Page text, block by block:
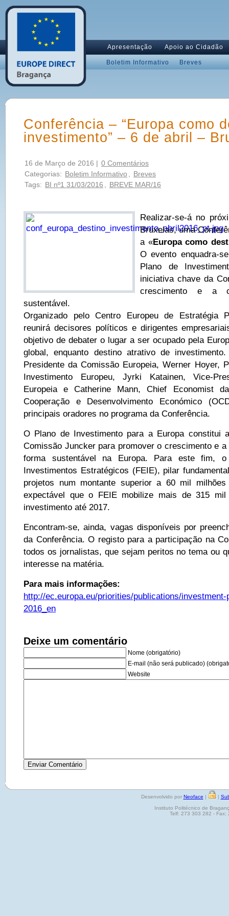
Apresentação Apoio ao Cidadão
Boletim Informativo Breves
Conferência – “Europa como
investimento” – 6 de abril –
16 de Março de 2016 | 0 Comentários
Categorias: Boletim Informativo
Breves
Tags: BI nº1 31/03/2016 BREVE MAR/16
Realizar-se-á no
Bruxelas, uma
a «Europa como
O evento enquadra-
Plano de
iniciativa chave da
crescimento e a
sustentável.
Organizado pelo Centro Europeu de Estratégia
reunirá decisores políticos e dirigentes
objetivo de debater o lugar a ser ocupado pela
global, enquanto destino atrativo de
Presidente da Comissão Europeia, Werner Hoyer,
Investimento Europeu, Jyrki Katainen, Vice-
Europeia e Catherine Mann, Chief Economist
Cooperação e Desenvolvimento Económico
principais oradores no programa da Conferência.
O Plano de Investimento para a Europa constitui
Comissão Juncker para promover o crescimento e
forma sustentável na Europa. Para este fim, o
Investimentos Estratégicos (FEIE), pilar
projetos num montante superior a 60 mil
expectável que o FEIE mobilize mais de 315
investimento até 2017.
Encontram-se, ainda, vagas disponíveis por
da Conferência. O registo para a participação na
todos os jornalistas, que sejam peritos no tema ou
interesse na matéria.
Para mais informações:
http://ec.europa.eu/priorities/publications/
2016_en
Deixe um comentário
Nome (obrigatório)
E-mail (não será publicado)
Website
Desenvolvido por Neoface | |
Instituto Politécnico de
Telf: 273 303 282 - Fax: